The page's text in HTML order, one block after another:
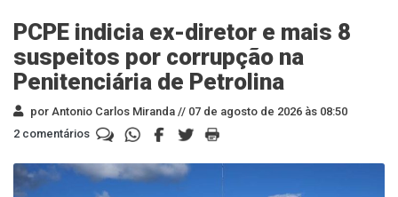
PCPE indicia ex-diretor e mais 8
suspeitos por corrupção na
Penitenciária de Petrolina
por Antonio Carlos Miranda // 07 de agosto de 2026 às 08:50
2 comentários